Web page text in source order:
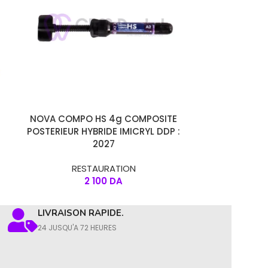
CHOIX DES OPTIONS
NOVA COMPO HS 4g COMPOSITE
POSTERIEUR HYBRIDE IMICRYL DDP :
2027
RESTAURATION
2 100 DA
LIVRAISON RAPIDE.
24 JUSQU'A 72 HEURES